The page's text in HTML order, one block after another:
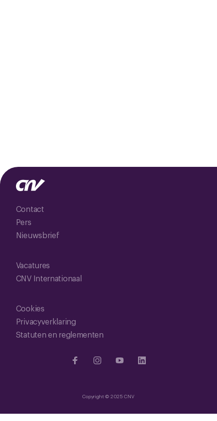
Contact
Pers
Nieuwsbrief
Vacatures
CNV Internationaal
Cookies
Privacyverklaring
Statuten en reglementen
Copyright © 2025 CNV